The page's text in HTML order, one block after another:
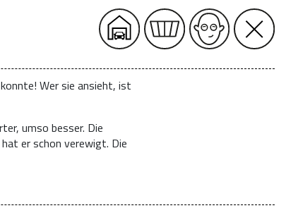
Wer sie ansieht, ist
umso besser. Die
er schon verewigt. Die